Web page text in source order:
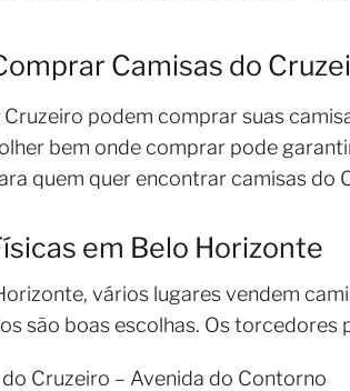
Camisas do
Cruzeiro podem comprar suas
bem onde comprar pode
quem quer encontrar camisas do
em Belo Horizonte
vários lugares vendem
são boas escolhas. Os torcedores
Cruzeiro – Avenida do Contorno